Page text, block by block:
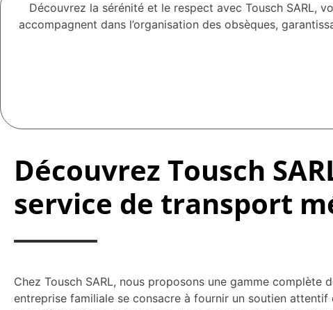
Découvrez la sérénité et le respect avec Tousch SARL,
accompagnent dans l’organisation des obsèques,
Découvrez Tousch
service de transport
Chez Tousch SARL, nous proposons une gamme
entreprise familiale se consacre à fournir un soutien